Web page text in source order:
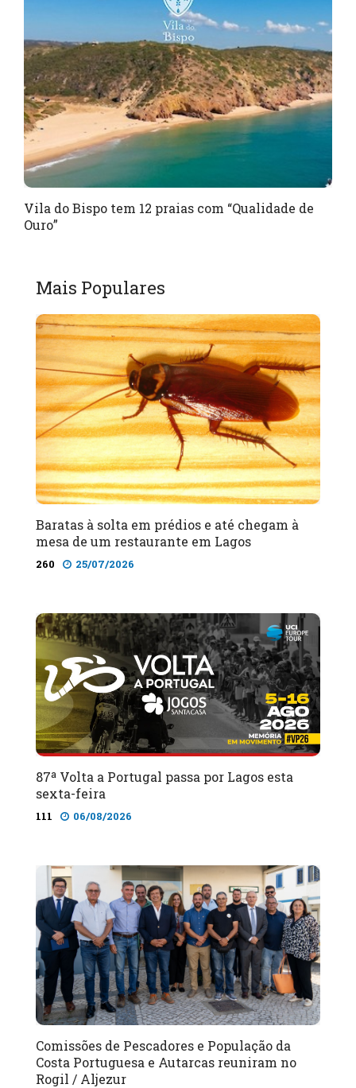
Vila do Bispo tem 12 praias com “Qualidade de
Ouro”
Mais Populares
Baratas à solta em prédios e até chegam à
mesa de um restaurante em Lagos
260 25/07/2026
87ª Volta a Portugal passa por Lagos esta
sexta-feira
111 06/08/2026
Comissões de Pescadores e População da
Costa Portuguesa e Autarcas reuniram no
Rogil / Aljezur